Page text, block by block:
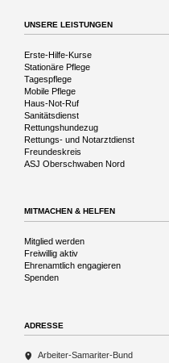
UNSERE LEISTUNGEN
Navigation
überspringen
Erste-Hilfe-Kurse
Stationäre Pflege
Tagespflege
Mobile Pflege
Haus-Not-Ruf
Sanitätsdienst
Rettungshundezug
Rettungs- und Notarztdienst
Freundeskreis
ASJ Oberschwaben Nord
MITMACHEN & HELFEN
Navigation
überspringen
Mitglied werden
Freiwillig aktiv
Ehrenamtlich engagieren
Spenden
ADRESSE
Arbeiter-Samariter-Bund